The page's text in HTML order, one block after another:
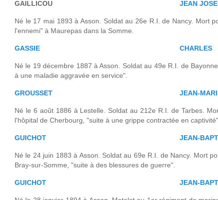
GAILLICOU JEAN
Né le 17 mai 1893 à Asson. Soldat au 26e R.I. de Nancy. Mort
l'ennemi" à Maurepas dans la Somme.
GASSIE CHARLES
Né le 19 décembre 1887 à Asson. Soldat au 49e R.I. de
à une maladie aggravée en service".
GROUSSET JEAN-
Né le 6 août 1886 à Lestelle. Soldat au 212e R.I. de Tarbes.
l'hôpital de Cherbourg, "suite à une grippe contractée en
GUICHOT JEAN-
Né le 24 juin 1883 à Asson. Soldat au 69e R.I. de Nancy. Mort
Bray-sur-Somme, "suite à des blessures de guerre".
GUICHOT JEAN-